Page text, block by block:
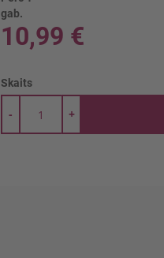
gab.
10,99 €
Skaits
+
-